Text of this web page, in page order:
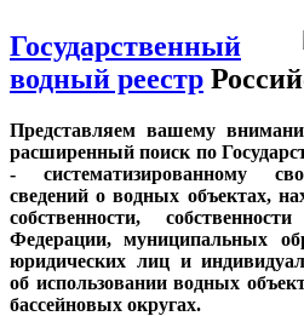
Государственный
водный реестр
Представляем вашему
расширенный поиск по
- систематизированному
сведений о водных объектах,
собственности,
Федерации, муниципальных
юридических лиц и
об использовании водных
бассейновых округах.